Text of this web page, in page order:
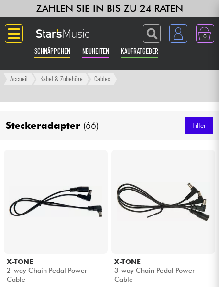
ZAHLEN SIE IN BIS ZU 24 RATEN
0
SCHNÄPPCHEN NEUHEITEN KAUFRATGEBER
Langue
Verstärker & Effekte
Studio
Accueil Kabel & Zubehöre Cables
Steckeradapter (66) Filter
X-TONE
2-way Chain Pedal Power
Cable
X-TONE
3-way Chain Pedal Power
Cable